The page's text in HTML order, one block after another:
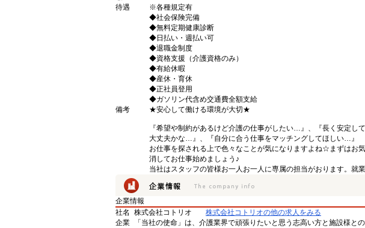
待遇
※各種規定有
◆社会保険完備
◆無料定期健康診断
◆日払い・週払い可
◆退職金制度
◆資格支援（介護資格のみ）
◆有給休暇
◆産休・育休
◆正社員登用
◆ガソリン代含め交通費全額支給
備考
★安心して働ける環境が大切★
『希望や制約があるけど介護の仕事がしたい…』、『長く安定
大丈夫かな…』、『自分に合う仕事をマッチングしてほしい…』
お仕事を探される上で色々なことが気になりますよね☆まずはお
消してお仕事始めましょう♪
当社はスタッフの皆様お一人お一人に専属の担当がおります。就
企業情報
社名
株式会社コトリオ
株式会社コトリオの他の求人をみる
企業
「当社の使命」は、介護業界で頑張りたいと思う志高い方と施設様